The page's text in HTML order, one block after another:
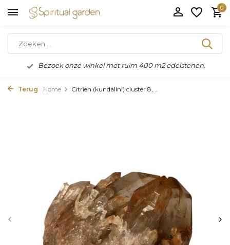
0
Bezoek onze winkel met ruim 400 m2 edelstenen.
Terug Home Citrien (kundalini) cluster 8,...